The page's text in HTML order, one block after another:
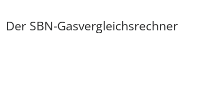
Der SBN-Gasvergleichsrechner